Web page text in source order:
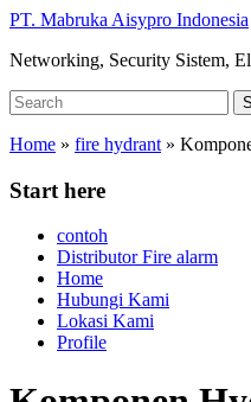
Skip
main
PT. Mabruka Aisypro Indonesia
Networking, Security Sistem,
Search
for:
Home » fire hydrant »
Start here
contoh
Distributor Fire alarm
Home
Hubungi Kami
Lokasi Kami
Profile